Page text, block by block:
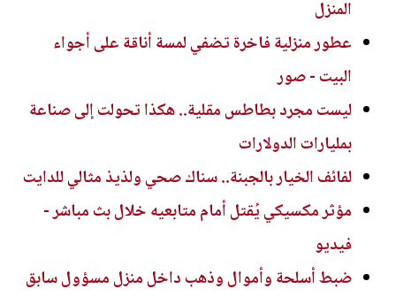
المنزل
عطور منزلية فاخرة تضفي لمسة أناقة على أجواء
البيت - صور
ليست مجرد بطاطس مقلية.. هكذا تحولت إلى صناعة
بمليارات الدولارات
لفائف الخيار بالجبنة.. سناك صحي ولذيذ مثالي للدايت
مؤثر مكسيكي يُقتل أمام متابعيه خلال بث مباشر -
فيديو
ضبط أسلحة وأموال وذهب داخل منزل مسؤول سابق